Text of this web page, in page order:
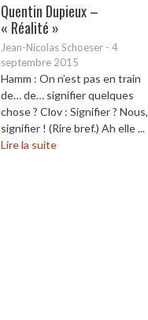
Quentin Dupieux –
« Réalité »
Jean-Nicolas Schoeser - 4
septembre 2015
Hamm : On n’est pas en train
de… de… signifier quelques
chose ? Clov : Signifier ? Nous,
signifier ! (Rire bref.) Ah elle ...
Lire la suite